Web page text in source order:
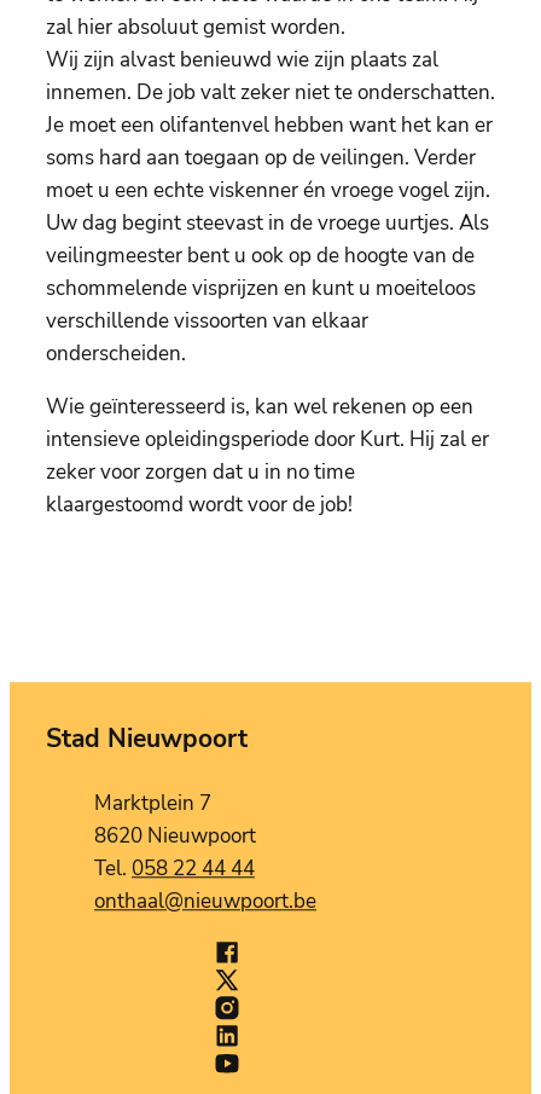
zal hier absoluut gemist worden.
Wij zijn alvast benieuwd wie zijn plaats zal
innemen. De job valt zeker niet te onderschatten.
Je moet een olifantenvel hebben want het kan er
soms hard aan toegaan op de veilingen. Verder
moet u een echte viskenner én vroege vogel zijn.
Uw dag begint steevast in de vroege uurtjes. Als
veilingmeester bent u ook op de hoogte van de
schommelende visprijzen en kunt u moeiteloos
verschillende vissoorten van elkaar
onderscheiden.
Wie geïnteresseerd is, kan wel rekenen op een
intensieve opleidingsperiode door Kurt. Hij zal er
zeker voor zorgen dat u in no time
klaargestoomd wordt voor de job!
Contact
Stad Nieuwpoort
AdresMarktplein 7
,8620 Nieuwpoort
058 22 44 44
E-mailonthaal@nieuwpoort.be
Stad Nieuwpoort
Stad Nieuwpoort
Stad Nieuwpoort
Stad Nieuwpoort
Stad Nieuwpoort